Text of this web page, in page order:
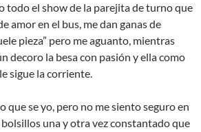
todo el show de la parejita de turno que
amor en el bus, me dan ganas de
pieza” pero me aguanto, mientras
decoro la besa con pasión y ella como
sigue la corriente.
que se yo, pero no me siento seguro en
una y otra vez constantado que